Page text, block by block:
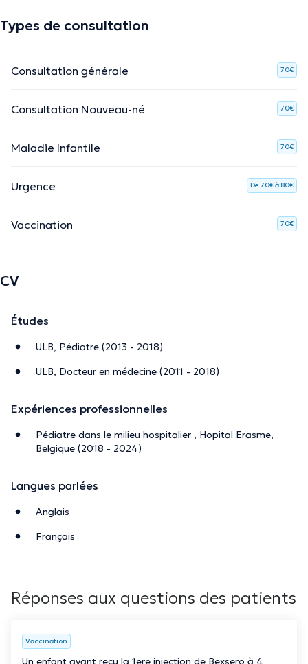
Types de consultation
Consultation générale 70€
Consultation Nouveau-né 70€
Maladie Infantile 70€
Urgence De 70€ à 80€
Vaccination 70€
CV
Études
ULB, Pédiatre (2013 - 2018)
ULB, Docteur en médecine (2011 - 2018)
Expériences professionnelles
Pédiatre dans le milieu hospitalier , Hopital Erasme,
Belgique (2018 - 2024)
Langues parlées
Anglais
Français
Réponses aux questions des patients
Vaccination
Un enfant ayant reçu la 1ere injection de Bexsero à 4